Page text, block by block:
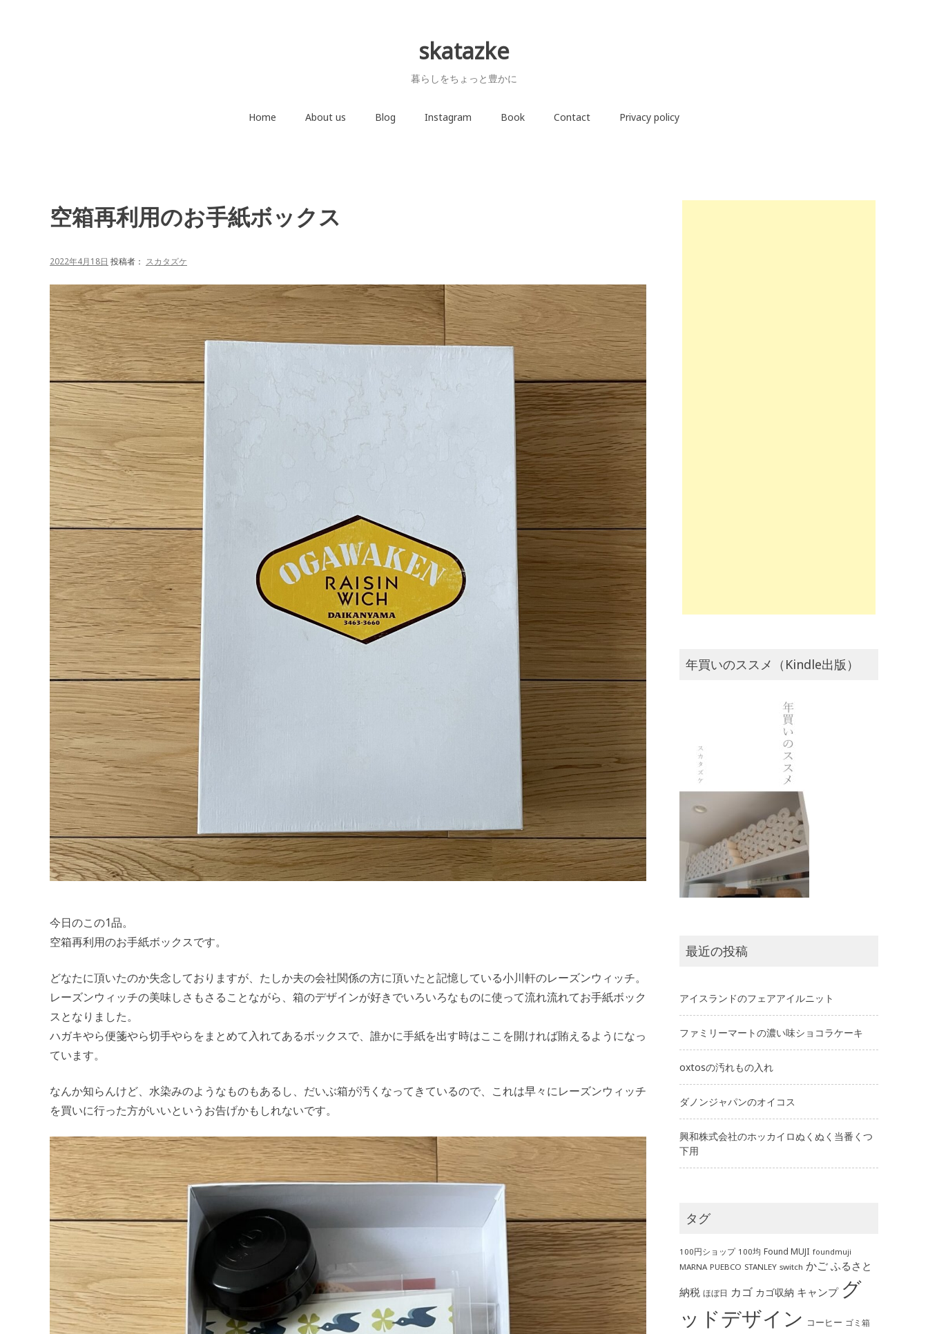
skatazke
暮らしをちょっと豊かに
Home About us Blog Instagram Book Contact Privacy policy
空箱再利用のお手紙ボックス
2022年4月18日 投稿者： スカタズケ
今日のこの1品。
空箱再利用のお手紙ボックスです。
どなたに頂いたのか失念しておりますが、たしか夫の会社関係の方に頂いたと記憶している小川軒のレーズンウィッチ。
レーズンウィッチの美味しさもさることながら、箱のデザインが好きでいろいろなものに使って流れ流れてお手紙ボック
スとなりました。
ハガキやら便箋やら切手やらをまとめて入れてあるボックスで、誰かに手紙を出す時はここを開ければ賄えるようになっ
ています。
なんか知らんけど、水染みのようなものもあるし、だいぶ箱が汚くなってきているので、これは早々にレーズンウィッチ
を買いに行った方がいいというお告げかもしれないです。
年買いのススメ（Kindle出版）
最近の投稿
アイスランドのフェアアイルニット
ファミリーマートの濃い味ショコラケーキ
oxtosの汚れもの入れ
ダノンジャパンのオイコス
興和株式会社のホッカイロぬくぬく当番くつ
下用
タグ
100円ショップ 100均 Found MUJI foundmuji
MARNA PUEBCO STANLEY switch かご ふるさと
納税 ほぼ日 カゴ カゴ収納 キャンプ グ
ッドデザイン コーヒー ゴミ箱